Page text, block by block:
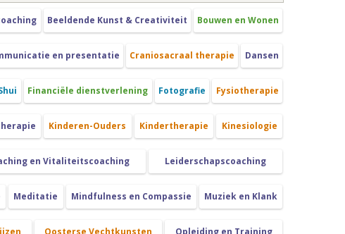
Beeldende Kunst & Creativiteit Bouwen en Wonen
en presentatie Craniosacraal therapie Dansen
Financiële dienstverlening Fotografie Fysiotherapie
Kinderen-Ouders Kindertherapie Kinesiologie
en Vitaliteitscoaching Leiderschapscoaching
Meditatie Mindfulness en Compassie Muziek en Klank
Oosterse Vechtkunsten Opleiding en Training